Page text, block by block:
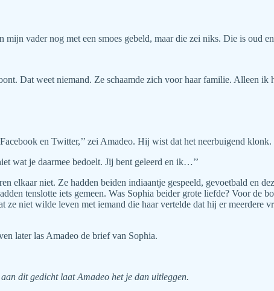
mijn vader nog met een smoes gebeld, maar die zei niks. Die is oud
Dat weet niemand. Ze schaamde zich voor haar familie. Alleen ik
en Twitter,’’ zei Amadeo. Hij wist dat het neerbuigend klonk.
wat je daarmee bedoelt. Jij bent geleerd en ik…’’
elkaar niet. Ze hadden beiden indiaantje gespeeld, gevoetbald en
tenslotte iets gemeen. Was Sophia beider grote liefde? Voor de
ze niet wilde leven met iemand die haar vertelde dat hij er
later las Amadeo de brief van Sophia.
dit gedicht laat Amadeo het je dan uitleggen.